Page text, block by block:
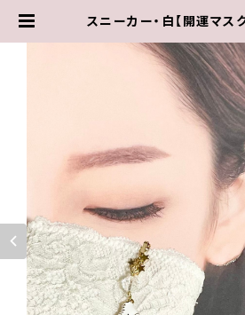
スニーカー・白【開運マス
チョーカー付き | Iris ～
ロデュース・オリジナ